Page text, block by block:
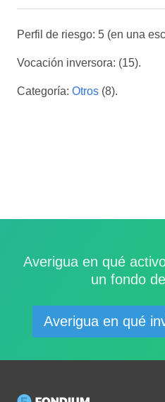
Perfil de riesgo: 5 (en una
Vocación inversora: (15).
Categoría: Otros (8).
Averigua en qué
un fondo
Averigua en qué